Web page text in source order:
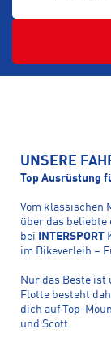
UNSERE
Top Ausrüstung
Vom klassischen
über das
bei
INTERSPORT
im Bikeverleih –
Nur das Beste ist
Flotte besteht
dich auf Top-
und Scott.